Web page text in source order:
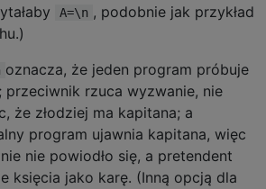
A=\n , podobnie jak przykład
oznacza, że ​​jeden program próbuje
przeciwnik rzuca wyzwanie, nie
że złodziej ma kapitana; a
program ujawnia kapitana, więc
nie powiodło się, a pretendent
księcia jako karę. (Inną opcją dla